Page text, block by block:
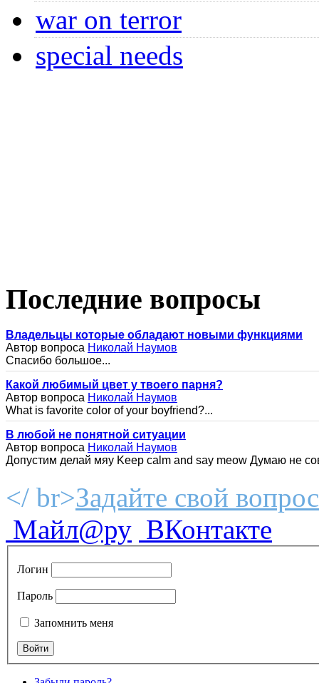
war on terror
special needs
Последние вопросы
Владельцы которые обладают новыми функциями
Автор вопроса Николай Наумов
Спасибо большое...
Какой любимый цвет у твоего парня?
Автор вопроса Николай Наумов
What is favorite color of your boyfriend?...
В любой не понятной ситуации
Автор вопроса Николай Наумов
Допустим делай мяу Keep calm and say meow Думаю не
</ br>Задайте свой вопрос
Майл@ру ВКонтакте
Логин
Пароль
Запомнить меня